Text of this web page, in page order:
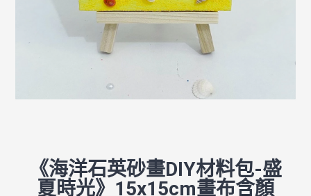
《海洋石英砂畫DIY材料包-盛
夏時光》15x15cm畫布含顏